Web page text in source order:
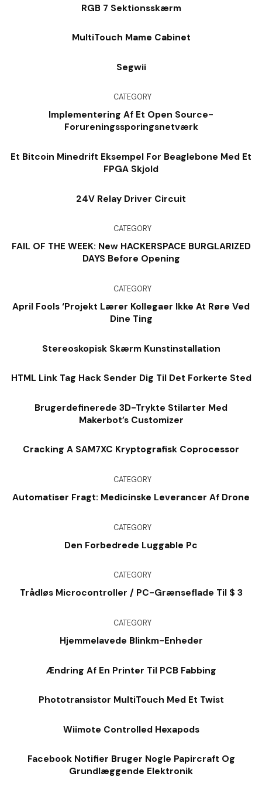
RGB 7 Sektionsskærm
MultiTouch Mame Cabinet
Segwii
CATEGORY
Implementering Af Et Open Source-
Forureningssporingsnetværk
Et Bitcoin Minedrift Eksempel For Beaglebone Med Et
FPGA Skjold
24V Relay Driver Circuit
CATEGORY
FAIL OF THE WEEK: New HACKERSPACE BURGLARIZED
DAYS Before Opening
CATEGORY
April Fools ‘Projekt Lærer Kollegaer Ikke At Røre Ved
Dine Ting
Stereoskopisk Skærm Kunstinstallation
HTML Link Tag Hack Sender Dig Til Det Forkerte Sted
Brugerdefinerede 3D-Trykte Stilarter Med
Makerbot’s Customizer
Cracking A SAM7XC Kryptografisk Coprocessor
CATEGORY
Automatiser Fragt: Medicinske Leverancer Af Drone
CATEGORY
Den Forbedrede Luggable Pc
CATEGORY
Trådløs Microcontroller / PC-Grænseflade Til $ 3
CATEGORY
Hjemmelavede Blinkm-Enheder
Ændring Af En Printer Til PCB Fabbing
Phototransistor MultiTouch Med Et Twist
Wiimote Controlled Hexapods
Facebook Notifier Bruger Nogle Papircraft Og
Grundlæggende Elektronik